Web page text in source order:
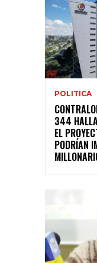
POLITICA
344
EL
PODRÍAN